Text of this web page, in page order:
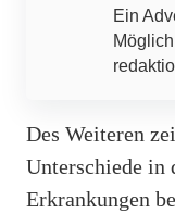
Ein
Des Weiteren
Unterschiede in
Erkrankungen